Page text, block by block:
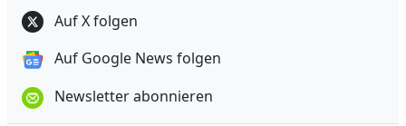
Auf X folgen
Auf Google News folgen
Newsletter abonnieren